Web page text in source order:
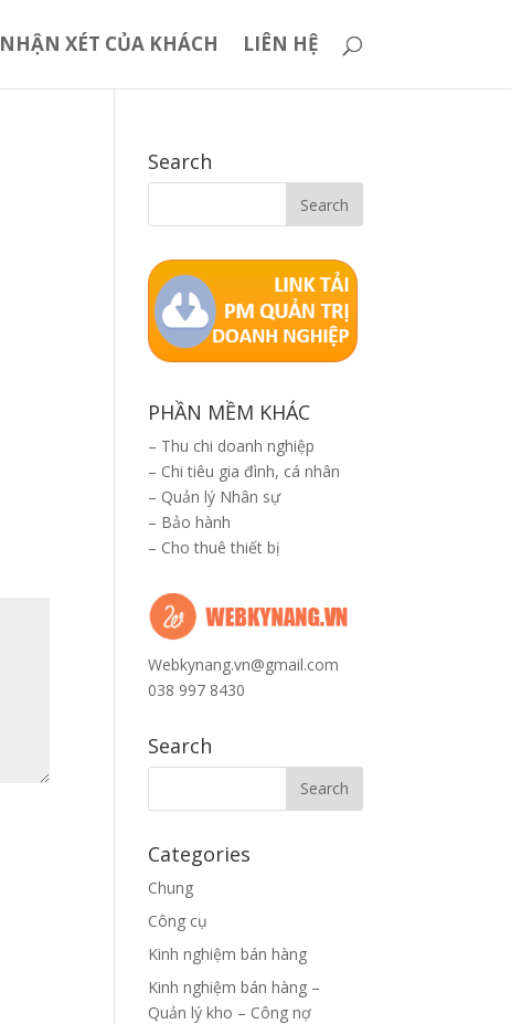
NHẬN XÉT CỦA KHÁCH LIÊN HỆ
Search
PHẦN MỀM KHÁC
– Thu chi doanh nghiệp
– Chi tiêu gia đình, cá nhân
– Quản lý Nhân sự
– Bảo hành
– Cho thuê thiết bị
Webkynang.vn@gmail.com
038 997 8430
Search
Categories
Chung
Công cụ
Kinh nghiệm bán hàng
Kinh nghiệm bán hàng –
Quản lý kho – Công nợ